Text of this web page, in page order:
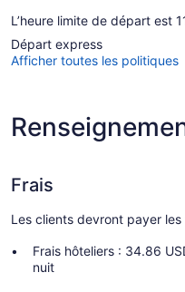
L’heure limite de départ est
Départ express
Afficher toutes les politiques
Frais
Les clients devront payer les
Frais hôteliers : 34.86
nuit